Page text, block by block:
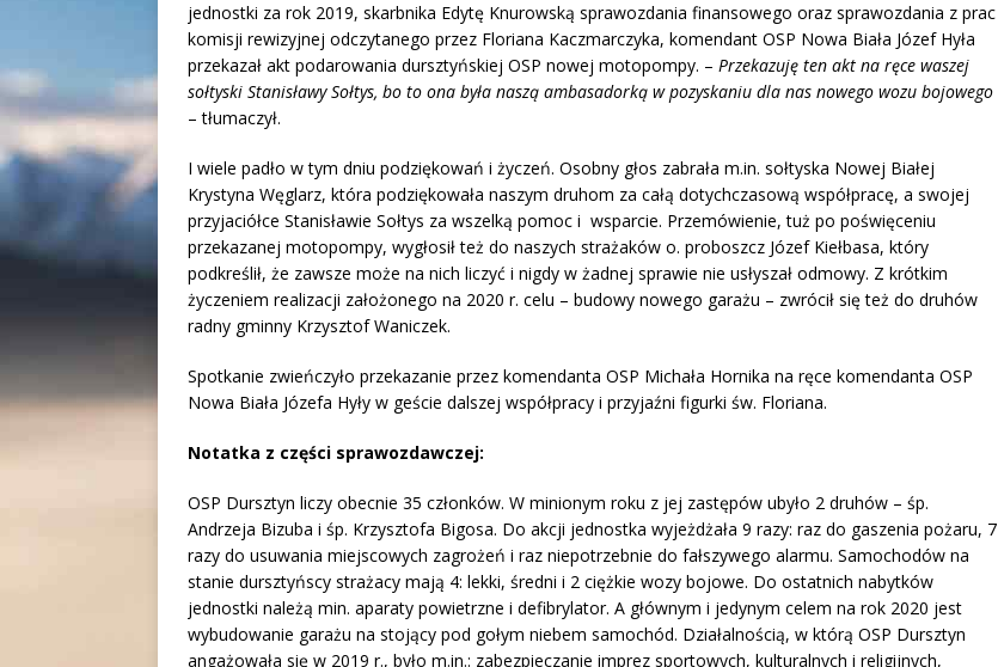
jednostki za rok 2019, skarbnika Edytę Knurowską sprawozdania finansowego oraz sprawozdania z prac
komisji rewizyjnej odczytanego przez Floriana Kaczmarczyka, komendant OSP Nowa Biała Józef Hyła
przekazał akt podarowania dursztyńskiej OSP nowej motopompy. – Przekazuję ten akt na ręce waszej
sołtyski Stanisławy Sołtys, bo to ona była naszą ambasadorką w pozyskaniu dla nas nowego wozu bojowego
– tłumaczył.
I wiele padło w tym dniu podziękowań i życzeń. Osobny głos zabrała m.in. sołtyska Nowej Białej
Krystyna Węglarz, która podziękowała naszym druhom za całą dotychczasową współpracę, a swojej
przyjaciółce Stanisławie Sołtys za wszelką pomoc i wsparcie. Przemówienie, tuż po poświęceniu
przekazanej motopompy, wygłosił też do naszych strażaków o. proboszcz Józef Kiełbasa, który
podkreślił, że zawsze może na nich liczyć i nigdy w żadnej sprawie nie usłyszał odmowy. Z krótkim
życzeniem realizacji założonego na 2020 r. celu – budowy nowego garażu – zwrócił się też do druhów
radny gminny Krzysztof Waniczek.
Spotkanie zwieńczyło przekazanie przez komendanta OSP Michała Hornika na ręce komendanta OSP
Nowa Biała Józefa Hyły w geście dalszej współpracy i przyjaźni figurki św. Floriana.
Notatka z części sprawozdawczej:
OSP Dursztyn liczy obecnie 35 członków. W minionym roku z jej zastępów ubyło 2 druhów – śp.
Andrzeja Bizuba i śp. Krzysztofa Bigosa. Do akcji jednostka wyjeżdżała 9 razy: raz do gaszenia pożaru, 7
razy do usuwania miejscowych zagrożeń i raz niepotrzebnie do fałszywego alarmu. Samochodów na
stanie dursztyńscy strażacy mają 4: lekki, średni i 2 ciężkie wozy bojowe. Do ostatnich nabytków
jednostki należą min. aparaty powietrzne i defibrylator. A głównym i jedynym celem na rok 2020 jest
wybudowanie garażu na stojący pod gołym niebem samochód. Działalnością, w którą OSP Dursztyn
angażowała się w 2019 r., było m.in.: zabezpieczanie imprez sportowych, kulturalnych i religijnych,